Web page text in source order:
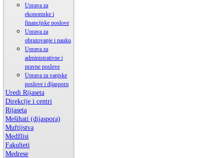
Uprava za
ekonomske i
financijske poslove
Uprava za
obrazovanje i nauku
Uprava za
administrativne i
pravne poslove
Uprava za vanjske
poslove i dijasporu
Uredi Rijaseta
Direkcije i centri
Rijaseta
Mešihati (dijaspora)
Muftijstva
Medžlisi
Fakulteti
Medrese